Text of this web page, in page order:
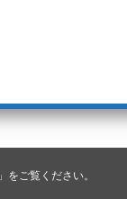
」をご覧ください。